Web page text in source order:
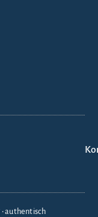
authentisch